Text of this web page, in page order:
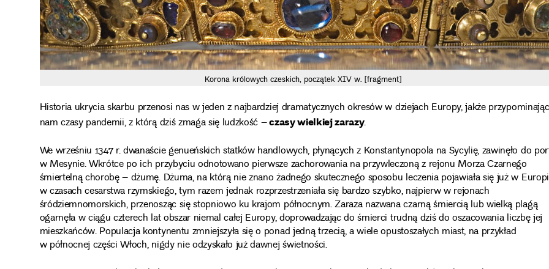
Korona królowych czeskich, początek XIV w. [fragment]
Historia ukrycia skarbu przenosi nas w jeden z najbardziej dramatycznych okresów w dziejach Europy, jakże
nam czasy pandemii, z którą dziś zmaga się ludzkość –czasy wielkiej zarazy.
We wrześniu 1347 r. dwanaście genueńskich statków handlowych, płynących z Konstantynopola na Sycylię, zawinęło do
w Mesynie. Wkrótce po ich przybyciu odnotowano pierwsze zachorowania na przywleczoną z rejonu Morza Czarnego
śmiertelną chorobę – dżumę. Dżuma, na którą nie znano żadnego skutecznego sposobu leczenia pojawiała się już w
w czasach cesarstwa rzymskiego, tym razem jednak rozprzestrzeniała się bardzo szybko, najpierw w rejonach
śródziemnomorskich, przenosząc się stopniowo ku krajom północnym. Zaraza nazwana czarną śmiercią lub wielką plagą
ogarnęła w ciągu czterech lat obszar niemal całej Europy, doprowadzając do śmierci trudną dziś do oszacowania liczbę jej
mieszkańców. Populacja kontynentu zmniejszyła się o ponad jedną trzecią, a wiele opustoszałych miast, na przykład
w północnej części Włoch, nigdy nie odzyskało już dawnej świetności.